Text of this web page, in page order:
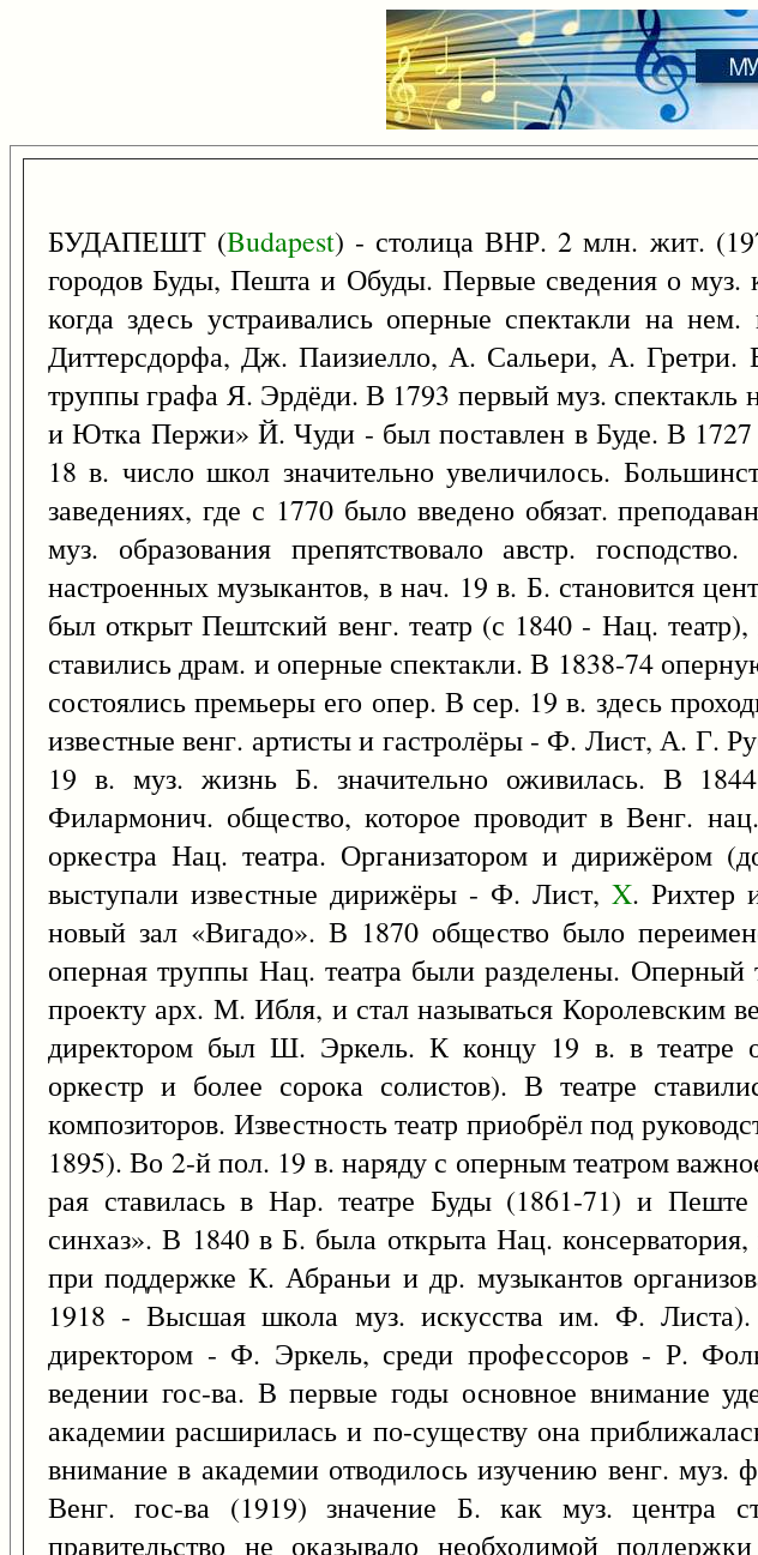
БУДАПЕШТ (Budapest) - столица ВНР. 2 млн. жит.
городов Буды, Пешта и Обуды. Первые сведения о муз.
когда здесь устраивались оперные спектакли на
Диттерсдорфа, Дж. Паизиелло, А. Сальери, А. Гретри.
труппы графа Я. Эрдёди. В 1793 первый муз. спектакль
и Ютка Пержи» Й. Чуди - был поставлен в Буде. В 1727
18 в. число школ значительно увеличилось.
заведениях, где с 1770 было введено обязат.
муз. образования препятствовало австр.
настроенных музыкантов, в нач. 19 в. Б. становится
был открыт Пештский венг. театр (с 1840 - Нац.
ставились драм. и оперные спектакли. В 1838-74
состоялись премьеры его опер. В сер. 19 в. здесь
известные венг. артисты и гастролёры - Ф. Лист, А. Г.
19 в. муз. жизнь Б. значительно оживилась. В
Филармонич. общество, которое проводит в Венг.
оркестра Нац. театра. Организатором и дирижёром
выступали известные дирижёры - Ф. Лист, X. Рихтер
новый зал «Вигадо». В 1870 общество было
оперная труппы Нац. театра были разделены. Оперный
проекту арх. М. Ибля, и стал называться Королевским
директором был Ш. Эркель. К концу 19 в. в театре
оркестр и более сорока солистов). В театре
композиторов. Известность театр приобрёл под
1895). Во 2-й пол. 19 в. наряду с оперным театром
рая ставилась в Нар. театре Буды (1861-71) и
синхаз». В 1840 в Б. была открыта Нац.
при поддержке К. Абраньи и др. музыкантов
1918 - Высшая школа муз. искусства им. Ф.
директором - Ф. Эркель, среди профессоров - Р.
ведении гос-ва. В первые годы основное внимание
академии расширилась и по-существу она
внимание в академии отводилось изучению венг. муз.
Венг. гос-ва (1919) значение Б. как муз. центра
правительство не оказывало необходимой